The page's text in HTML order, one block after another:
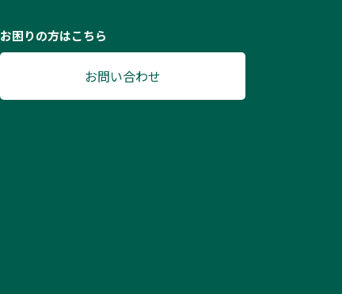
お困りの方はこちら
お問い合わせ